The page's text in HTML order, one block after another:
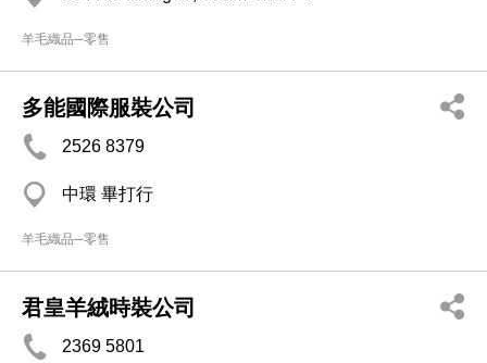
羊毛織品─零售
多能國際服裝公司
2526 8379
中環 畢打行
羊毛織品─零售
君皇羊絨時裝公司
2369 5801